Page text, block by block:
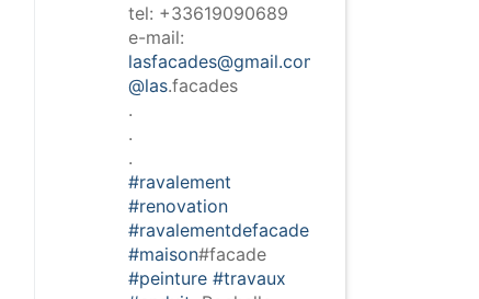
tel: +33619090689
e-mail:
lasfacades@gmail.com
@las.facades
.
.
.
#ravalement
#renovation
#ravalementdefacade
#maison#facade
#peinture #travaux